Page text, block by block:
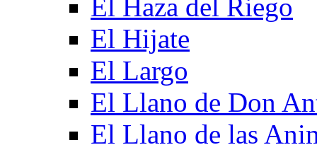
El Haza del Riego
El Hijate
El Largo
El Llano de Don
El Llano de las